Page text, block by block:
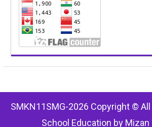
SMKN11SMG-2026 Copyright ©
School Education by Mizan